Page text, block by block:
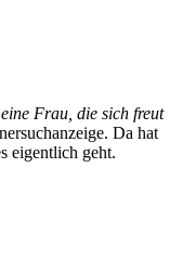
Frau, die sich freut
Da hat
eigentlich geht.